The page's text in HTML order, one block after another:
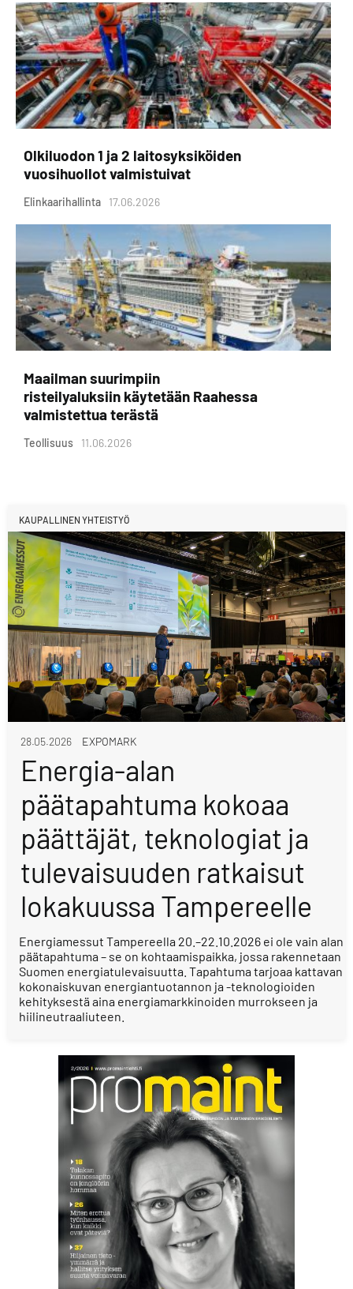
Olkiluodon 1 ja 2 laitosyksiköiden
vuosihuollot valmistuivat
Elinkaarihallinta 17.06.2026
Maailman suurimpiin
risteilyaluksiin käytetään Raahessa
valmistettua terästä
Teollisuus 11.06.2026
KAUPALLINEN YHTEISTYÖ
28.05.2026 EXPOMARK
Energia-alan
päätapahtuma kokoaa
päättäjät, teknologiat ja
tulevaisuuden ratkaisut
lokakuussa Tampereelle
Energiamessut Tampereella 20.–22.10.2026 ei ole vain alan
päätapahtuma – se on kohtaamispaikka, jossa rakennetaan
Suomen energiatulevaisuutta. Tapahtuma tarjoaa kattavan
kokonaiskuvan energiantuotannon ja -teknologioiden
kehityksestä aina energiamarkkinoiden murrokseen ja
hiilineutraaliuteen.